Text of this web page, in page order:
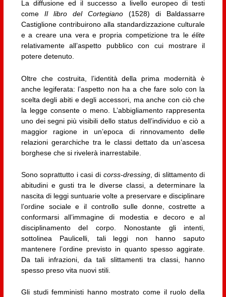
La diffusione ed il successo a livello europeo di testi
come Il libro del Cortegiano (1528) di Baldassarre
Castiglione contribuirono alla standardizzazione culturale
e a creare una vera e propria competizione tra leélite
relativamente all’aspetto pubblico con cui mostrare il
potere detenuto.
Oltre che costruita, l’identità della prima modernità è
anche legiferata: l’aspetto non ha a che fare solo con la
scelta degli abiti e degli accessori, ma anche con ciò che
la legge consente o meno. L’abbigliamento rappresenta
uno dei segni più visibili dello status dell’individuo e ciò a
maggior ragione in un’epoca di rinnovamento delle
relazioni gerarchiche tra le classi dettato da un’ascesa
borghese che si rivelerà inarrestabile.
Sono soprattutto i casi di corss-dressing, di slittamento di
abitudini e gusti tra le diverse classi, a determinare la
nascita di leggi suntuarie volte a preservare e disciplinare
l’ordine sociale e il controllo sulle donne, costrette a
conformarsi all’immagine di modestia e decoro e al
disciplinamento del corpo. Nonostante gli intenti,
sottolinea Paulicelli, tali leggi non hanno saputo
mantenere l’ordine previsto in quanto spesso aggirate.
Da tali infrazioni, da tali slittamenti tra classi, hanno
spesso preso vita nuovi stili.
Gli studi femministi hanno mostrato come il ruolo della